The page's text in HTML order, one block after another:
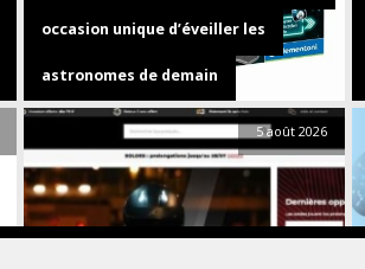
occasion unique d’éveiller les
astronomes de demain
5 août 2026